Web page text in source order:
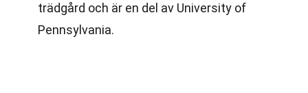
trädgård och är en del av University of
Pennsylvania.